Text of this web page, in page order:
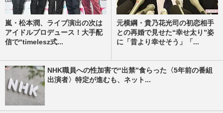
嵐・松本潤、ライブ演出の次は
アイドルプロデュース！大手配
信で“timelesz式...
元横綱・貴乃花光司の初恋相手
との再婚で見せた“幸せ太り”姿
に「昔より幸せそう」「...
NHK職員への性加害で“出禁”食らった〈5年前の番組
出演者〉特定が進むも、ネット...